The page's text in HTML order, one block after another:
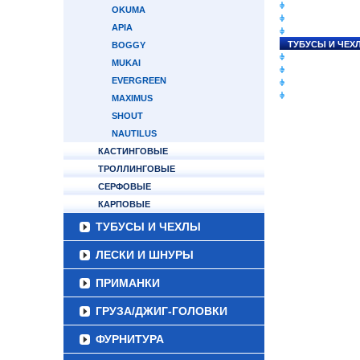
OKUMA
APIA
BOGGY
MUKAI
EVERGREEN
MAXIMUS
SHOUT
NAUTILUS
КАСТИНГОВЫЕ
ТРОЛЛИНГОВЫЕ
СЕРФОВЫЕ
КАРПОВЫЕ
ТУБУСЫ И ЧЕХЛЫ
ЛЕСКИ И ШНУРЫ
ПРИМАНКИ
ГРУЗА/ДЖИГ-ГОЛОВКИ
ФУРНИТУРА
ТУБУСЫ И